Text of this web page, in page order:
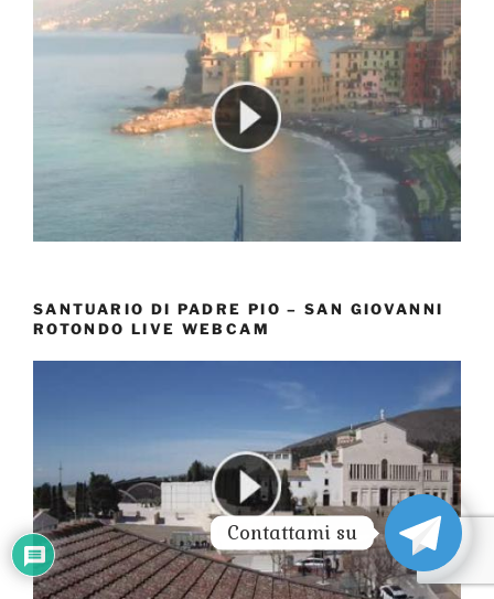
SANTUARIO DI PADRE PIO – SAN GIOVANNI
ROTONDO LIVE WEBCAM
Contattami su